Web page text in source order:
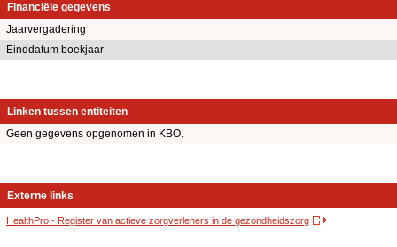
Financiële gegevens
Jaarvergadering
Einddatum boekjaar
Linken tussen entiteiten
Geen gegevens opgenomen in KBO.
Externe links
HealthPro - Register van actieve zorgverleners in de gezondheidszorg